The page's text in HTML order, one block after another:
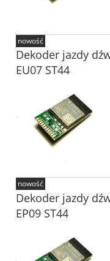
Dekoder jazdy
EU07 ST44
nowość
Dekoder jazdy
EP09 ST44
nowość